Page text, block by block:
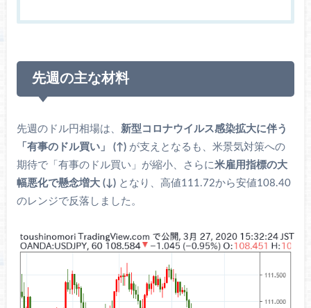
先週の主な材料
先週のドル円相場は、 新型コロナウイルス感染拡大に伴う
「有事のドル買い」 (↑) が支えとなるも、米景気対策への
期待で「有事のドル買い」が縮小、さらに米雇用指標の大
幅悪化で懸念増大 (↓) となり、高値111.72から安値108.40
のレンジで反落しました。